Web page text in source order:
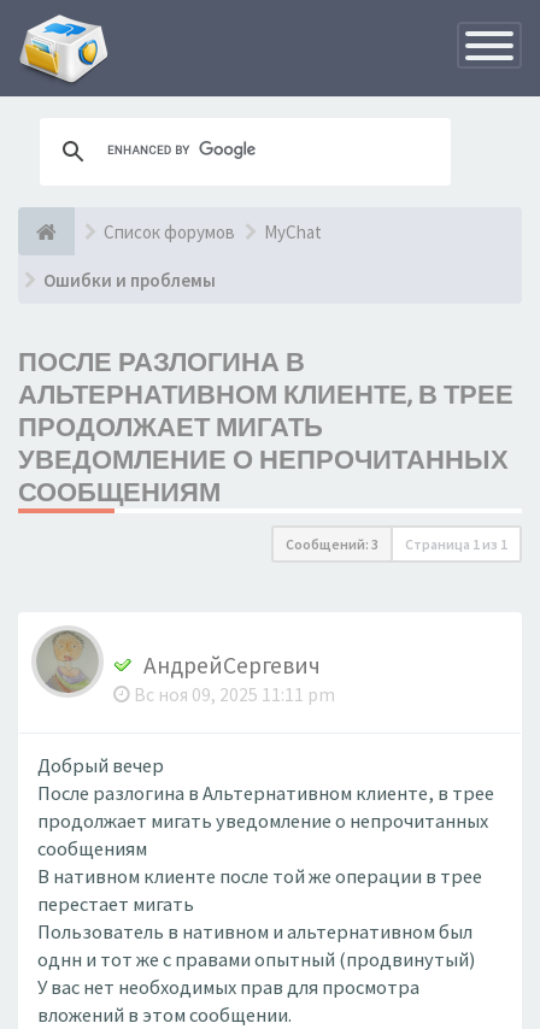
Список форумов MyChat
Ошибки и проблемы
ПОСЛЕ РАЗЛОГИНА В
АЛЬТЕРНАТИВНОМ КЛИЕНТЕ, В ТРЕЕ
ПРОДОЛЖАЕТ МИГАТЬ
УВЕДОМЛЕНИЕ О НЕПРОЧИТАННЫХ
СООБЩЕНИЯМ
Сообщений: 3 Страница 1 из 1
АндрейСергевич
Вс ноя 09, 2025 11:11 pm
Добрый вечер
После разлогина в Альтернативном клиенте, в трее
продолжает мигать уведомление о непрочитанных
сообщениям
В нативном клиенте после той же операции в трее
перестает мигать
Пользователь в нативном и альтернативном был
однн и тот же с правами опытный (продвинутый)
У вас нет необходимых прав для просмотра
вложений в этом сообщении.